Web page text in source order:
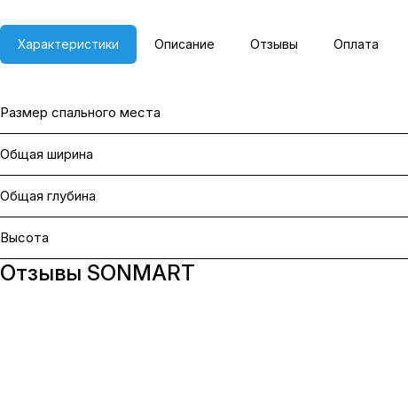
Характеристики Описание Отзывы Оплата
Размер спального места
Общая ширина
Общая глубина
Высота
Отзывы SONMART